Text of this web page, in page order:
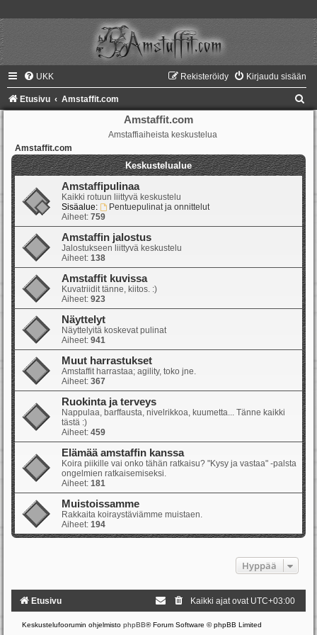
UKK Kirjaudu sisään
Rekisteröidy
Etusivu Amstaffit.com
Amstaffit.com
Amstaffiaiheista keskustelua
Amstaffit.com
Keskustelualue
Amstaffipulinaa
Kaikki rotuun liittyvä keskustelu
Sisäalue:
Pentuepulinat ja onnittelut
Aiheet: 759
Amstaffin jalostus
Jalostukseen liittyvä keskustelu
Aiheet: 138
Amstaffit kuvissa
Kuvatriidit tänne, kiitos. :)
Aiheet: 923
Näyttelyt
Näyttelyitä koskevat pulinat
Aiheet: 941
Muut harrastukset
Amstaffit harrastaa; agility, toko jne.
Aiheet: 367
Ruokinta ja terveys
Nappulaa, barffausta, nivelrikkoa, kuumetta... Tänne kaikki
tästä :)
Aiheet: 459
Elämää amstaffin kanssa
Koira piikille vai onko tähän ratkaisu? "Kysy ja vastaa" -palsta
ongelmien ratkaisemiseksi.
Aiheet: 181
Muistoissamme
Rakkaita koiraystäviämme muistaen.
Aiheet: 194
Hyppää
Etusivu Kaikki ajat ovat UTC+03:00
Keskustelufoorumin ohjelmisto phpBB® Forum Software © phpBB Limited